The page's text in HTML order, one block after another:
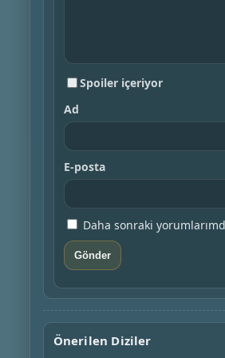
Spoiler içeriyor
Ad
E-posta
Daha sonraki
Önerilen Diziler
Vladimir